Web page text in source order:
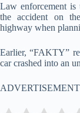
Law enforcement is
the accident on
highway when
Earlier, “FAKTY”
car crashed into an
ADVERTISEMENT